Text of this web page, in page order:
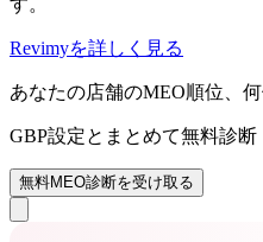
す。
Revimyを詳しく見る
あなたの店舗のMEO順位、
GBP設定とまとめて無料診断
無料MEO診断を受け取る